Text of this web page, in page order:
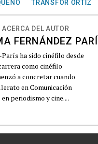
TRANSFOR ORTIZ
ACERCA DEL AUTOR
FERNÁNDEZ
ha sido cinéfilo desde
como cinéfilo
a concretar cuando
en Comunicación
periodismo y cine....